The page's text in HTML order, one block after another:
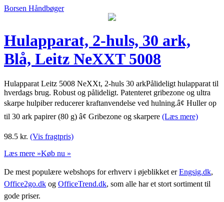
Borsen Håndbøger
Hulapparat, 2-huls, 30 ark,
Blå, Leitz NeXXT 5008
Hulapparat Leitz 5008 NeXXt, 2-huls 30 arkPålideligt hulapparat til
hverdags brug. Robust og pålideligt. Patenteret gribezone og ultra
skarpe hulpiber reducerer kraftanvendelse ved hulning.â¢ Huller op
til 30 ark papirer (80 g) â¢ Gribezone og skarpere (Læs mere)
98.5 kr. (Vis fragtpris)
Læs mere »Køb nu »
De mest populære webshops for erhverv i øjeblikket erEngsig.dk,
Office2go.dk og OfficeTrend.dk, som alle har et stort sortiment til
gode priser.